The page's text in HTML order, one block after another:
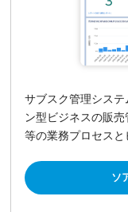
サブスク管理シス
ン型ビジネスの販
等の業務プロセスと
ソ